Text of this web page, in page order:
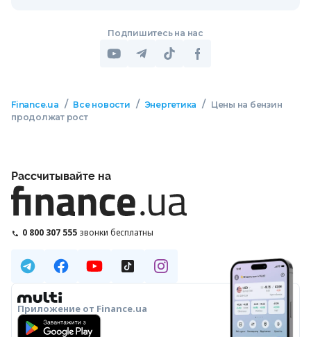
Подпишитесь на нас
Finance.ua / Все новости / Энергетика /
Цены на бензин
продолжат рост
Рассчитывайте на
0 800 307 555 звонки бесплатны
Приложение от Finance.ua